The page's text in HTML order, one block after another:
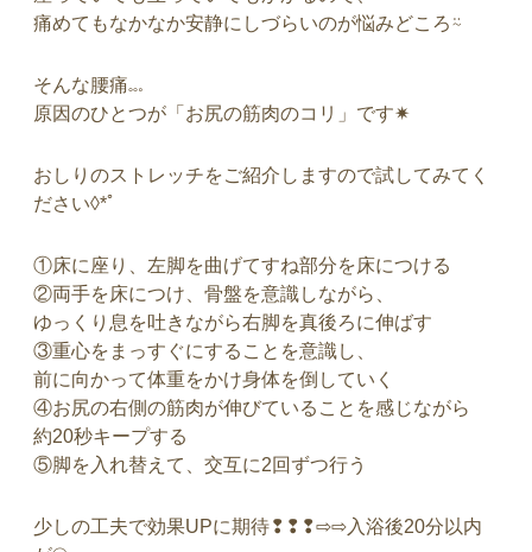
痛めてもなかなか安静にしづらいのが悩みどころ⍨
そんな腰痛𓏧
原因のひとつが「お尻の筋肉のコリ」です✷
おしりのストレッチをご紹介しますので試してみてく
ださい◊*ﾟ
①床に座り、左脚を曲げてすね部分を床につける
②両手を床につけ、骨盤を意識しながら、
ゆっくり息を吐きながら右脚を真後ろに伸ばす
③重心をまっすぐにすることを意識し、
前に向かって体重をかけ身体を倒していく
④お尻の右側の筋肉が伸びていることを感じながら
約20秒キープする
⑤脚を入れ替えて、交互に2回ずつ行う
少しの工夫で効果UPに期待❢❢❢⇨⇨入浴後20分以内